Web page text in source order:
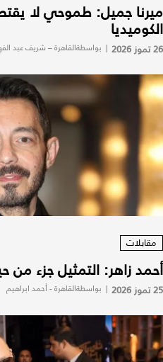
ميرنا جميل: طموحي لا
الكوميديا
26 تموز 2026 | بواسطةالقاهرة – شريف عبد
مقابلات
أحمد زاهر: التمثيل جزء من
25 تموز 2026 | بواسطةالقاهرة - أحمد ابراهيم